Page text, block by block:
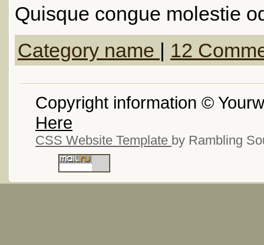
Quisque congue molestie
Category name | 12
Copyright information ©
Here
CSS Website Template by Rambling